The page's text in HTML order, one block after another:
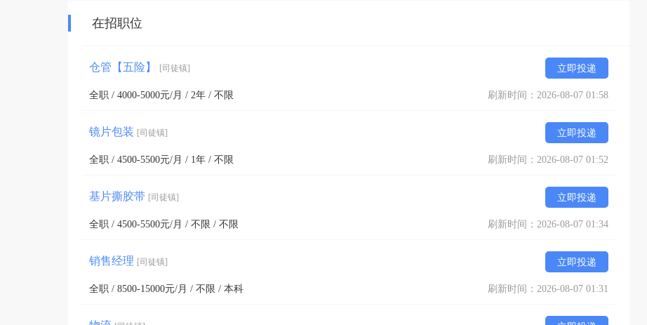
在招职位
仓管【五险】 [司徒镇] 立即投递
全职 / 4000-5000元/月 / 2年 / 不限 刷新时间：2026-08-07 01:58
镜片包装 [司徒镇] 立即投递
全职 / 4500-5500元/月 / 1年 / 不限 刷新时间：2026-08-07 01:52
基片撕胶带 [司徒镇] 立即投递
全职 / 4500-5500元/月 / 不限 / 不限 刷新时间：2026-08-07 01:34
销售经理 [司徒镇] 立即投递
全职 / 8500-15000元/月 / 不限 / 本科 刷新时间：2026-08-07 01:31